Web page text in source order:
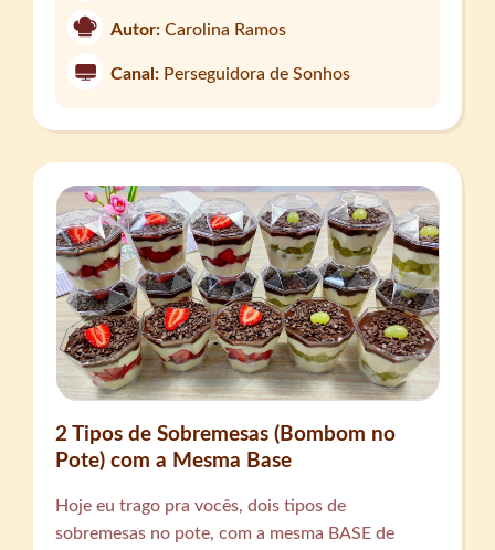
Autor: Carolina Ramos
Canal: Perseguidora de Sonhos
2 Tipos de Sobremesas (Bombom no
Pote) com a Mesma Base
Hoje eu trago pra vocês, dois tipos de
sobremesas no pote, com a mesma BASE de